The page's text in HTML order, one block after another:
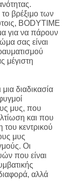
βρέξιμο των
BODYTIME
για να πάρουν
σας είναι
μέγιστη
διαδικασία
μυς, που
και που
του κεντρικού
μυς
Οι
που είναι
αλλά